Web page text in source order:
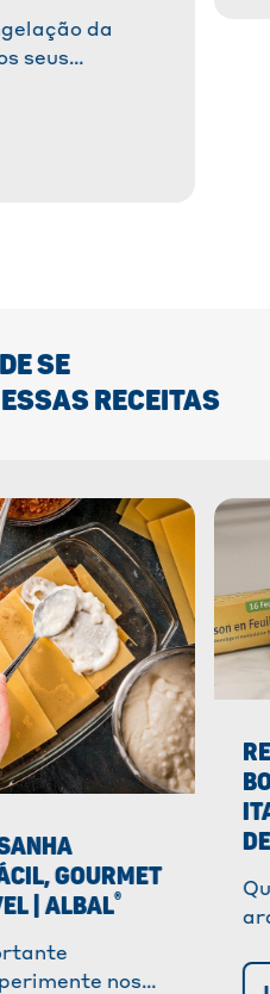
da
seus
nos com
queimaduras
SE
RECEITAS
GOURMET
| ALBAL®
nossa